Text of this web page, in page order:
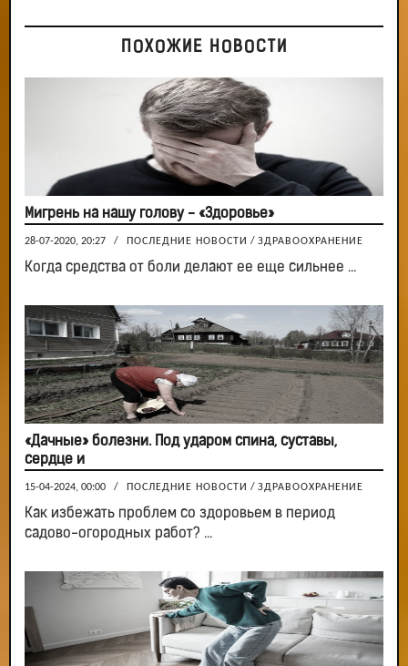
ПОХОЖИЕ НОВОСТИ
Мигрень на нашу голову - «Здоровье»
28-07-2020, 20:27 / ПОСЛЕДНИЕ НОВОСТИ / ЗДРАВООХРАНЕНИЕ
Когда средства от боли делают ее еще сильнее ...
«Дачные» болезни. Под ударом спина, суставы,
сердце и
15-04-2024, 00:00 / ПОСЛЕДНИЕ НОВОСТИ / ЗДРАВООХРАНЕНИЕ
Как избежать проблем со здоровьем в период
садово-огородных работ? ...